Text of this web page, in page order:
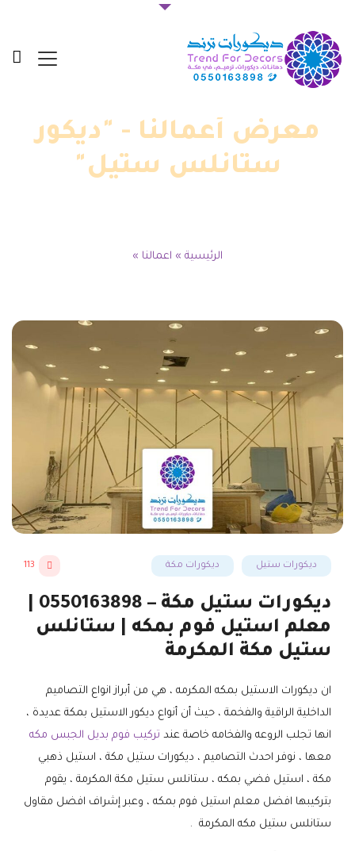
معرض أعمالنا - "ديكور
ستانلس ستيل"
الرئيسية » اعمالنا »
ديكورات ستيل ديكورات مكة 113
معلم استيل فوم بمكه | ستانلس
ستيل مكة المكرمة
ان ديكورات الاستيل بمكه المكرمه ، هي من أبراز انواع التصاميم
الداخلية الراقية والفخمة ، حيث أن أنواع ديكور الاستيل بمكة عديدة ،
انها تجلب الروعه والفخامه خاصة عند تركيب فوم بديل الجبس مكه
معها ، نوفر احدث التصاميم ، ديكورات ستيل مكة ، استيل ذهبي
مكة ، استيل فضي بمكه ، ستانلس ستيل مكة المكرمة ، يقوم
بتركيبها افضل معلم استيل فوم بمكه ، وعبر إشراف افضل مقاول
ستانلس ستيل مكه المكرمة .